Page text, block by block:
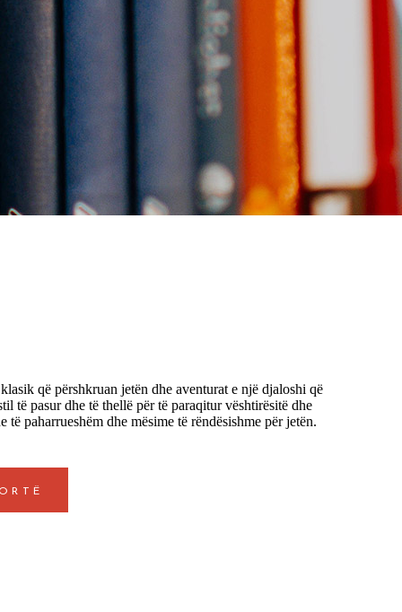
që përshkruan jetën dhe aventurat e një djaloshi që
të pasur dhe të thellë për të paraqitur vështirësitë dhe
paharrueshëm dhe mësime të rëndësishme për jetën.